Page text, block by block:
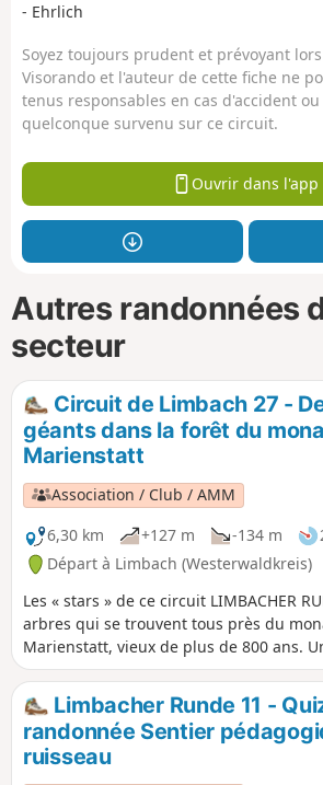
- Ehrlich
Soyez toujours prudent et prévoyant
Visorando et l'auteur de cette fiche ne
tenus responsables en cas d'accident
quelconque survenu sur ce circuit.
Ouvrir dans l'app
Autres randonnées
secteur
Circuit de Limbach 27 -
géants dans la forêt du
Marienstatt
Association / Club / AMM
6,30 km
+127 m -134 m
Départ à Limbach (Westerwaldkreis)
Les « stars » de ce circuit LIMBACHER
arbres qui se trouvent tous près du
Marienstatt, vieux de plus de 800 ans.
monastère est vivement recommandée.
Limbacher Runde 11 -
randonnée Sentier
ruisseau